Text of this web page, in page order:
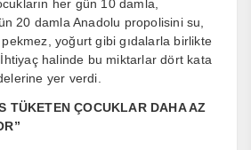
her gün 10 damla,
20 damla Anadolu propolisini su,
yoğurt gibi gıdalarla birlikte
halinde bu miktarlar dört kata
yer verdi.
TÜKETEN ÇOCUKLAR DAHA AZ